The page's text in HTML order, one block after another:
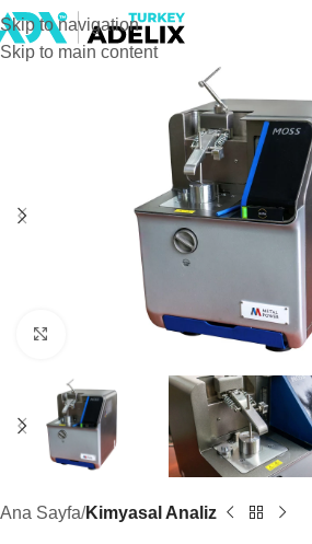
Skip to navigation
Skip to main content
Büyütmek için tıklayın
Ana Sayfa Kimyasal Analiz